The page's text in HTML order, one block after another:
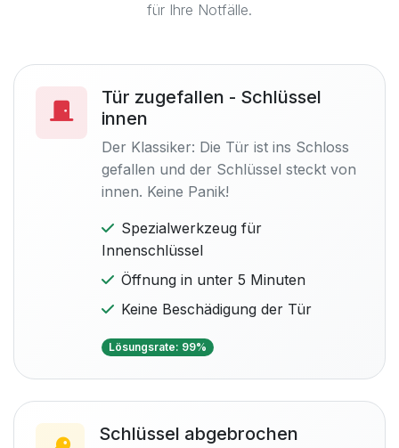
für Ihre Notfälle.
Tür zugefallen - Schlüssel
innen
Der Klassiker: Die Tür ist ins Schloss
gefallen und der Schlüssel steckt von
innen. Keine Panik!
Spezialwerkzeug für
Innenschlüssel
Öffnung in unter 5 Minuten
Keine Beschädigung der Tür
Lösungsrate: 99%
Schlüssel abgebrochen